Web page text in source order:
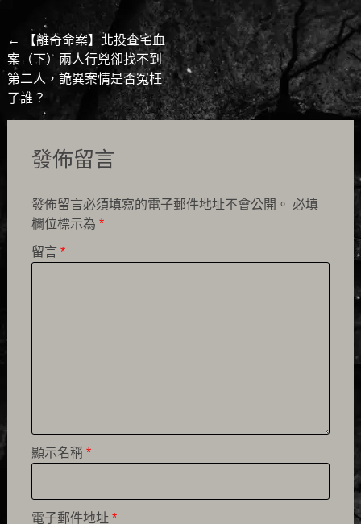
Post
navigation
←
【離奇命案】北投查宅血
案（下）兩人行兇卻找不到
第二人，詭異案情是否冤枉
了誰？
發佈留言
發佈留言必須填寫的電子郵件地址不會公開。 必填
欄位標示為 *
留言 *
顯示名稱 *
電子郵件地址 *